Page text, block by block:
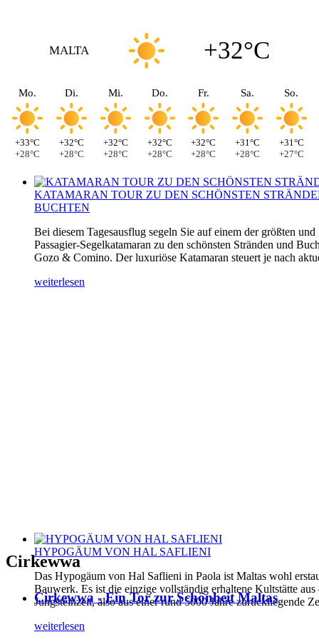
MALTA +32°C
Mo.
+33°C
+28°C
Di.
+32°C
+28°C
Mi.
+32°C
+28°C
Do.
+32°C
+28°C
Fr.
+32°C
+28°C
Sa.
+31°C
+28°C
So.
+31°C
+27°C
KATAMARAN TOUR ZU DEN SCHÖNSTEN
BUCHTEN
Bei diesem Tagesausflug segeln Sie auf einem der größten und
Passagier-Segelkatamaran zu den schönsten Stränden und
Gozo & Comino. Der luxuriöse Katamaran steuert je nach
weiterlesen
HYPOGÄUM VON HAL SAFLIENI
Das Hypogäum von Hal Saflieni in Paola ist Maltas wohl
Bauwerk. Es ist die einzige vollständig erhaltene Kultstätte aus
Jungsteinzeit, also aus einer rund 5000 Jahre zurückliegende
weiterlesen
Cirkewwa
Cirkewwa - Ein Tor zur Schönheit Maltas